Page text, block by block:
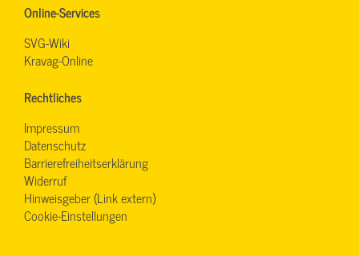
Online-Services
SVG-Wiki
Kravag-Online
Rechtliches
Impressum
Datenschutz
Barrierefreiheitserklärung
Widerruf
Hinweisgeber (Link extern)
Cookie-Einstellungen